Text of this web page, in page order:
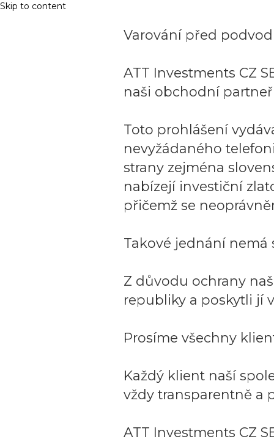
Skip to content
Varování před
ATT Investments CZ
naši obchodní
Toto prohlášení
nevyžádaného
strany zejména
nabízejí investiční
přičemž se
Takové jednání nemá
Z důvodu ochrany
republiky a poskytli jí
Prosíme všechny
Každý klient naší
vždy transparentně a
ATT Investments CZ